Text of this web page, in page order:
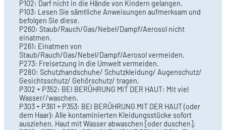
P102: Darf nicht in die Hände von Kindern gelangen.
P103: Lesen Sie sämtliche Anweisungen aufmerksam und
befolgen Sie diese.
P260: Staub/Rauch/Gas/Nebel/Dampf/Aerosol nicht
einatmen.
P261: Einatmen von
Staub/Rauch/Gas/Nebel/Dampf/Aerosol vermeiden.
P273: Freisetzung in die Umwelt vermeiden.
P280: Schutzhandschuhe/ Schutzkleidung/ Augenschutz/
Gesichtsschutz/ Gehörschutz/ tragen.
P302 + P352: BEI BERÜHRUNG MIT DER HAUT: Mit viel
Wasser//waschen.
P303 + P361 + P353: BEI BERÜHRUNG MIT DER HAUT (oder
dem Haar): Alle kontaminierten Kleidungsstücke sofort
ausziehen. Haut mit Wasser abwaschen [oder duschen].